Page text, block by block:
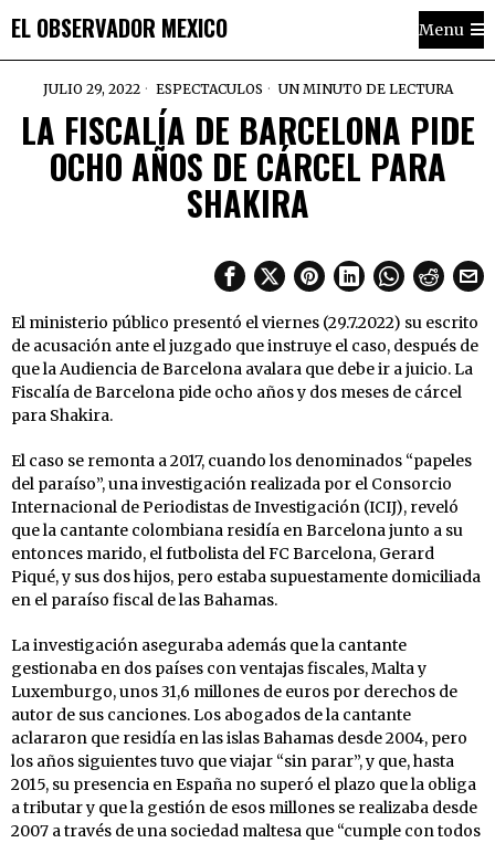
EL OBSERVADOR MEXICO Menu
JULIO 29, 2022 ESPECTACULOS UN MINUTO DE LECTURA
LA FISCALÍA DE BARCELONA PIDE
OCHO AÑOS DE CÁRCEL PARA
SHAKIRA
El ministerio público presentó el viernes (29.7.2022) su escrito
de acusación ante el juzgado que instruye el caso, después de
que la Audiencia de Barcelona avalara que debe ir a juicio. La
Fiscalía de Barcelona pide ocho años y dos meses de cárcel
para Shakira.
El caso se remonta a 2017, cuando los denominados “papeles
del paraíso”, una investigación realizada por el Consorcio
Internacional de Periodistas de Investigación (ICIJ), reveló
que la cantante colombiana residía en Barcelona junto a su
entonces marido, el futbolista del FC Barcelona, Gerard
Piqué, y sus dos hijos, pero estaba supuestamente domiciliada
en el paraíso fiscal de las Bahamas.
La investigación aseguraba además que la cantante
gestionaba en dos países con ventajas fiscales, Malta y
Luxemburgo, unos 31,6 millones de euros por derechos de
autor de sus canciones. Los abogados de la cantante
aclararon que residía en las islas Bahamas desde 2004, pero
los años siguientes tuvo que viajar “sin parar”, y que, hasta
2015, su presencia en España no superó el plazo que la obliga
a tributar y que la gestión de esos millones se realizaba desde
2007 a través de una sociedad maltesa que “cumple con todos